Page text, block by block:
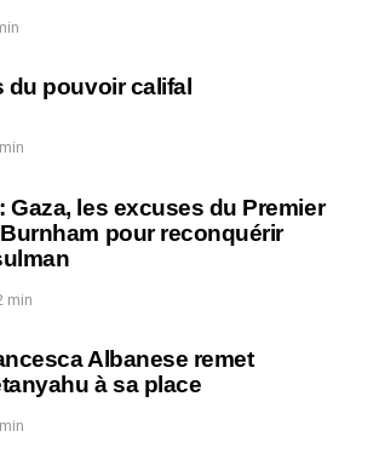
du pouvoir califal
Gaza, les excuses du Premier
pour reconquérir
min
Albanese remet
à sa place